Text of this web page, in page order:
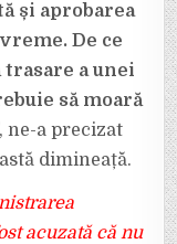
și aprobarea
De ce
trasare a unei
să moară
ne-a precizat
dimineață.
acuzată că nu